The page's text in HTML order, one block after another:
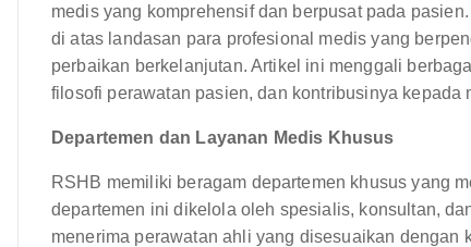
medis yang komprehensif dan berpusat pada
di atas landasan para profesional medis yang
perbaikan berkelanjutan. Artikel ini menggali
filosofi perawatan pasien, dan kontribusinya kepada
Departemen dan Layanan Medis Khusus
RSHB memiliki beragam departemen khusus yang
departemen ini dikelola oleh spesialis, konsultan,
menerima perawatan ahli yang disesuaikan dengan